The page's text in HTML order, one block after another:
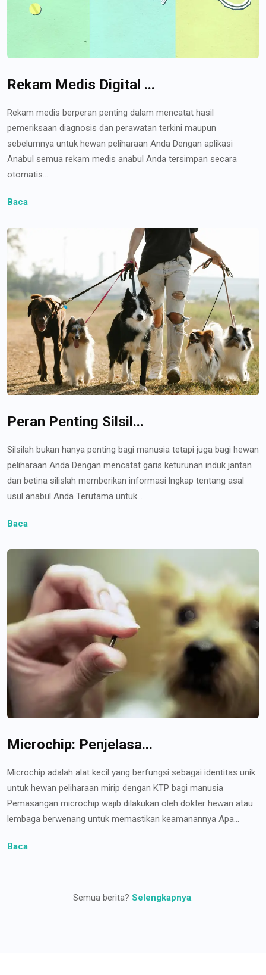
Rekam Medis Digital ...
Rekam medis berperan penting dalam mencatat hasil
pemeriksaan diagnosis dan perawatan terkini maupun
sebelumnya untuk hewan peliharaan Anda Dengan aplikasi
Anabul semua rekam medis anabul Anda tersimpan secara
otomatis...
Baca
Peran Penting Silsil...
Silsilah bukan hanya penting bagi manusia tetapi juga bagi hewan
peliharaan Anda Dengan mencatat garis keturunan induk jantan
dan betina silislah memberikan informasi lngkap tentang asal
usul anabul Anda Terutama untuk...
Baca
Microchip: Penjelasa...
Microchip adalah alat kecil yang berfungsi sebagai identitas unik
untuk hewan peliharaan mirip dengan KTP bagi manusia
Pemasangan microchip wajib dilakukan oleh dokter hewan atau
lembaga berwenang untuk memastikan keamanannya Apa...
Baca
Semua berita? Selengkapnya